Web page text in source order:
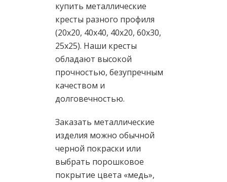
купить металлические
кресты разного профиля
(20х20, 40х40, 40х20, 60х30,
25х25). Наши кресты
обладают высокой
прочностью, безупречным
качеством и
долговечностью.
Заказать металлические
изделия можно обычной
черной покраски или
выбрать порошковое
покрытие цвета «медь»,